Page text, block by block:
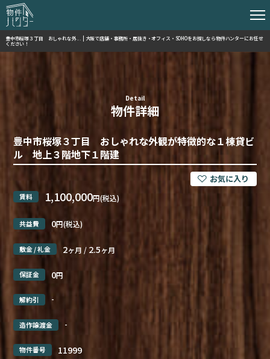
豊中市桜塚３丁目 おしゃれな外... | 大阪で店舗・事務所・居抜き・オフィス・SOHOをお探しなら物件ハンターにお任せ
ください！
Detail
物件詳細
豊中市桜塚３丁目 おしゃれな外観が特徴的な１棟貸ビ
ル 地上３階地下１階建
賃料 1,100,000円(税込)
共益費 0円(税込)
敷金 / 礼金 2ヶ月 / 2.5ヶ月
保証金 0円
解約引 -
造作譲渡金 -
物件番号 11999